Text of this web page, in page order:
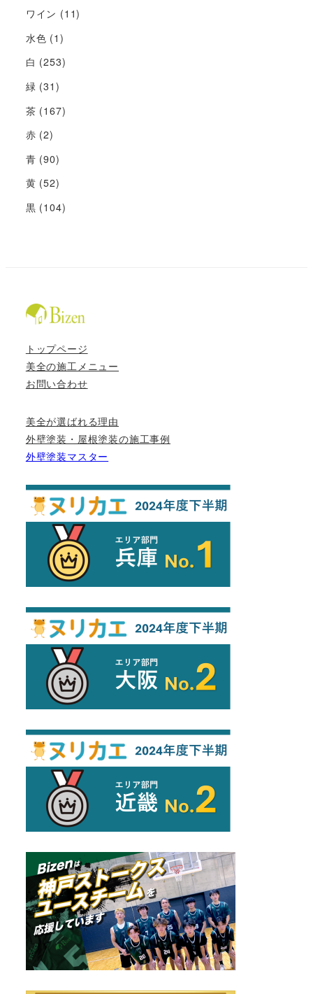
ワイン (11)
水色 (1)
白 (253)
緑 (31)
茶 (167)
赤 (2)
青 (90)
黄 (52)
黒 (104)
トップページ
美全の施工メニュー
お問い合わせ
美全が選ばれる理由
外壁塗装・屋根塗装の施工事例
外壁塗装マスター